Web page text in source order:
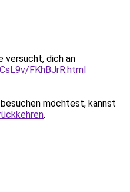
versucht, dich an
FKhBJrR.html
möchtest, kannst
.